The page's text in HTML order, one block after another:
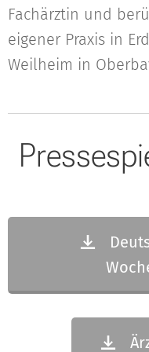
Fachärztin und
eigener Praxis in
Weilheim in